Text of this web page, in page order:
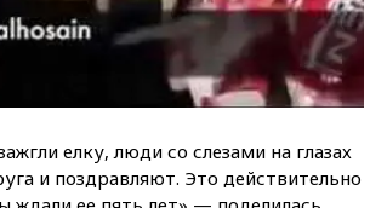
елку, люди со слезами на глазах
и поздравляют. Это действительно